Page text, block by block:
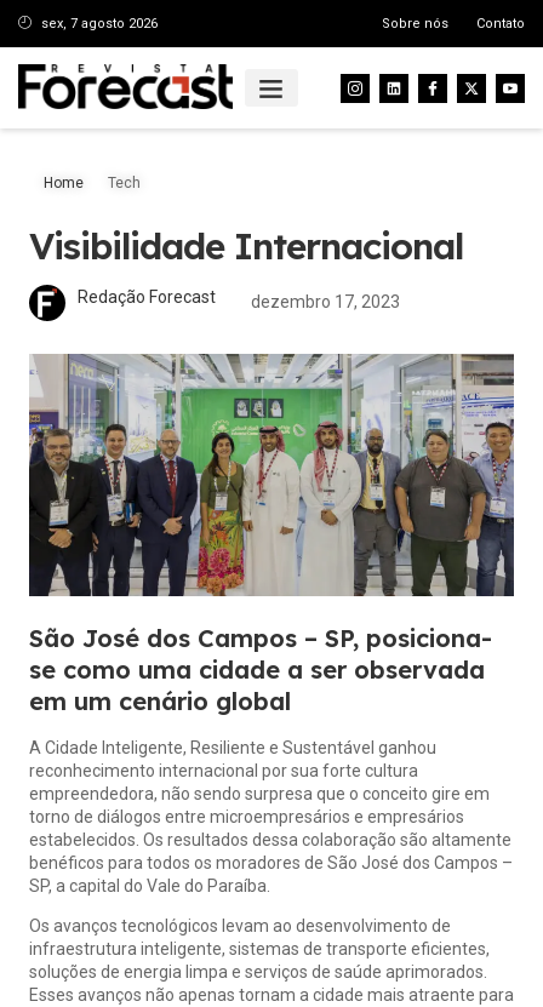
sex, 7 agosto 2026 Sobre nós Contato
Home Tech
Visibilidade Internacional
Redação Forecast dezembro 17, 2023
São José dos Campos – SP, posiciona-
se como uma cidade a ser observada
em um cenário global
A Cidade Inteligente, Resiliente e Sustentável ganhou
reconhecimento internacional por sua forte cultura
empreendedora, não sendo surpresa que o conceito gire em
torno de diálogos entre microempresários e empresários
estabelecidos. Os resultados dessa colaboração são altamente
benéficos para todos os moradores de São José dos Campos –
SP, a capital do Vale do Paraíba.
Os avanços tecnológicos levam ao desenvolvimento de
infraestrutura inteligente, sistemas de transporte eficientes,
soluções de energia limpa e serviços de saúde aprimorados.
Esses avanços não apenas tornam a cidade mais atraente para